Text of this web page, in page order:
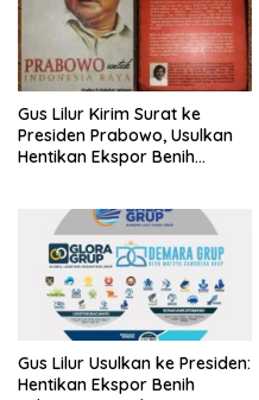
Gus Lilur Kirim Surat ke
Presiden Prabowo, Usulkan
Hentikan Ekspor Benih
Gus Lilur Usulkan ke Presiden:
Hentikan Ekspor Benih